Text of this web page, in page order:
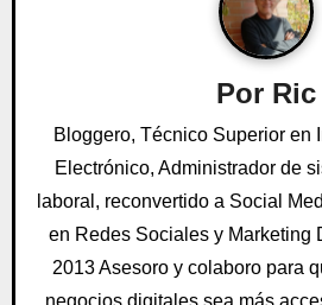
ó
n
d
e
Por Ric
Bloggero, Técnico Superior en
Electrónico, Administrador de
laboral, reconvertido a Social
en Redes Sociales y Marketing
2013 Asesoro y colaboro para